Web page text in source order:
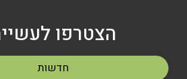
הצטרפו
חדשות